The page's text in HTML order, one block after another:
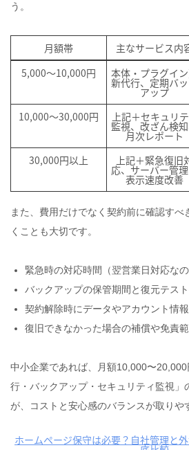
う。
月額帯 主なサービス内
5,000〜10,000円
本体・プラグイ
新代行、定期バ
アップ
10,000〜30,000円 上記＋セキュリ
監視、改ざん検知
月次レポート
30,000円以上
上記＋緊急復旧
応、サーバー管理
表示速度改善
また、費用だけでなく契約前に確認すべ
くことも大切です。
緊急時の対応時間（翌営業日対応な
バックアップの保管期間と復元テス
契約解除時にデータやアカウント情
復旧できなかった場合の補償や免責
中小企業であれば、月額10,000〜
行・バックアップ・セキュリティ監視」
が、コストと安心感のバランスが取りや
ホームページ保守は必要？自社管理と